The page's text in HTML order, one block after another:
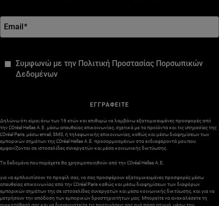
Email*
Συμφωνώ με την Πολιτική Προστασίας Πορσωπικών
Δεδομένων
ΕΓΓΡΑΦΕΙΤΕ
Δηλώνω ότι είμαι άνω των 16 ετών και επιθυμώ να λαμβάνω εξατομικευμένες προσφορές από
την L’Oréal Hellas A.E. μέσω απευθείας επικοινωνίας, σχετικά με τα προϊόντα και τις υπηρεσίες της
L’Oréal Paris, μέσω email, SMS, ή τηλεφωνικής επικοινωνίας, καθώς και μέσω διαφημίσεων των
εμπορικών σημάτων της L’Oréal Hellas A.E. προσαρμοσμένων στα ενδιαφέροντά μου που
εμφανίζονται σε ιστοσελίδες συνεργατών και μέσα κοινωνικής δικτύωσης.
Τα δεδομένα που παρέχετε θα χρησιμοποιηθούν από την L’Oréal Hellas A.E.
για να εμπλουτίσουν το προφίλ σας, να σας προσφέρουν εξατομικευμένες προσφορές μέσω
απευθείας επικοινωνίας από την L’Oréal Paris καθώς και μέσω διαφημίσεων των διαφόρων
εμπορικών σημάτων της σε ιστοσελίδες συνεργατών και μέσα κοινωνικής δικτύωσης, και για να
μετρήσουν την απόδοση των εμπορικών δραστηριοτήτων μας. Μπορείτε να ανακαλέσετε τη
συγκατάθεσή σας και να διαχειριστείτε τις προτιμήσεις σας ανά πάσα στιγμή, μέσω του